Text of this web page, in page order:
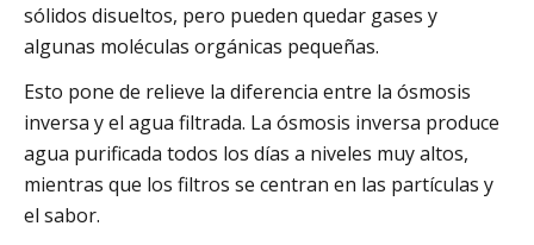
sólidos disueltos, pero pueden quedar gases y
algunas moléculas orgánicas pequeñas.
Esto pone de relieve la diferencia entre la ósmosis
inversa y el agua filtrada. La ósmosis inversa produce
agua purificada todos los días a niveles muy altos,
mientras que los filtros se centran en las partículas y
el sabor.